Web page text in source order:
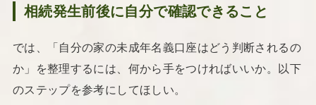
相続発生前後に自分で確認できること
では、「自分の家の未成年名義口座はどう判断されるの
か」を整理するには、何から手をつければいいか。以下
のステップを参考にしてほしい。